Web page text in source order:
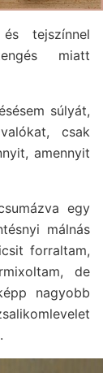
tejszínnel
miatt
súlyát,
csak
amennyit
egy
málnás
forraltam,
de
nagyobb